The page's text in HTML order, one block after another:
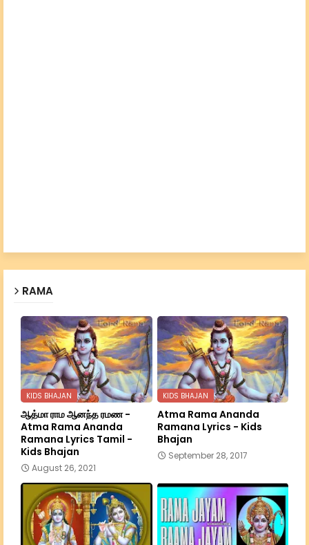
RAMA
KIDS BHAJAN
ஆத்மா ராம ஆனந்த ரமண -
Atma Rama Ananda
Ramana Lyrics Tamil -
Kids Bhajan
August 26, 2021
KIDS BHAJAN
Atma Rama Ananda
Ramana Lyrics - Kids
Bhajan
September 28, 2017